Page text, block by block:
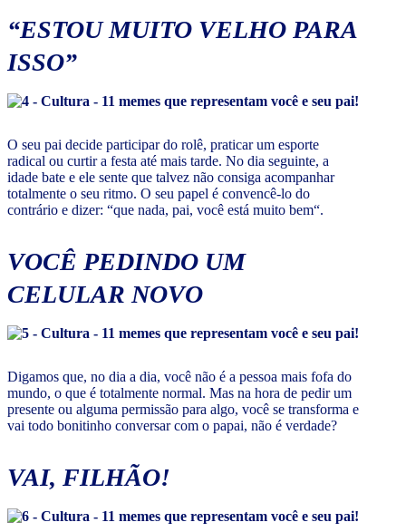
“ESTOU MUITO VELHO PARA
ISSO”
O seu pai decide participar do rolê, praticar um esporte
radical ou curtir a festa até mais tarde. No dia seguinte, a
idade bate e ele sente que talvez não consiga acompanhar
totalmente o seu ritmo. O seu papel é convencê-lo do
contrário e dizer: “que nada, pai, você está muito bem“.
VOCÊ PEDINDO UM
CELULAR NOVO
Digamos que, no dia a dia, você não é a pessoa mais fofa do
mundo, o que é totalmente normal. Mas na hora de pedir um
presente ou alguma permissão para algo, você se transforma e
vai todo bonitinho conversar com o papai, não é verdade?
VAI, FILHÃO!